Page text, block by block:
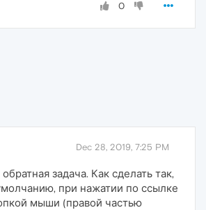
0
Dec 28, 2019, 7:25 PM
задача. Как сделать так,
при нажатии по ссылке
мыши (правой частью